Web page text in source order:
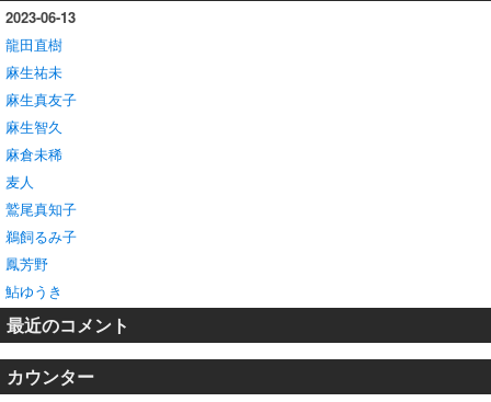
2023-06-13
龍田直樹
麻生祐未
麻生真友子
麻生智久
麻倉未稀
麦人
鷲尾真知子
鵜飼るみ子
鳳芳野
鮎ゆうき
最近のコメント
カウンター